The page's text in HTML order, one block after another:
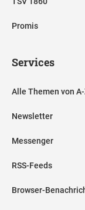
Promis
Services
Alle Themen von
Newsletter
Messenger
RSS-Feeds
Browser-